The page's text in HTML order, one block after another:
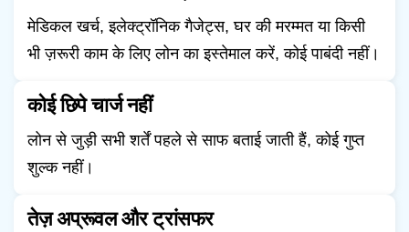
मेडिकल खर्च, इलेक्ट्रॉनिक गैजेट्स, घर की मरम्मत या किसी
भी ज़रूरी काम के लिए लोन का इस्तेमाल करें, कोई पाबंदी नहीं।
कोई छिपे चार्ज नहीं
लोन से जुड़ी सभी शर्तें पहले से साफ बताई जाती हैं, कोई गुप्त
शुल्क नहीं।
तेज़ अप्रूवल और ट्रांसफर